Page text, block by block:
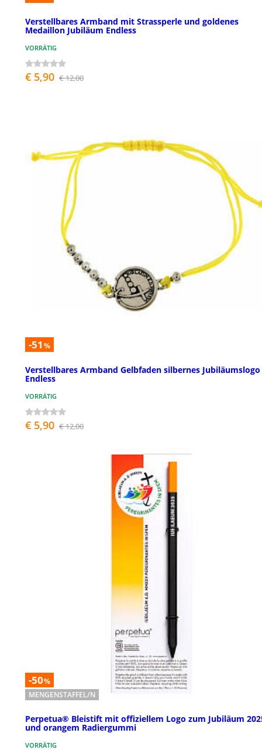
Verstellbares Armband mit Strassperle und goldenes
Medaillon Jubiläum Endless
VORRÄTIG
€ 5,90 € 12,00
-51 %
Verstellbares Armband Gelbfaden silbernes Jubiläumslogo
Endless
VORRÄTIG
€ 5,90 € 12,00
-50%
MENGENSTAFFEL/N
Perpetua® Bleistift mit offiziellem Logo zum Jubiläum
und orangem Radiergummi
VORRÄTIG